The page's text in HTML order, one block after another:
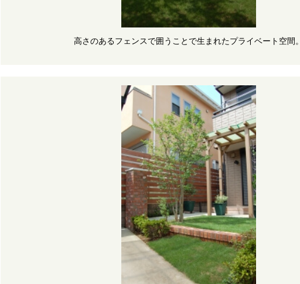
高さのあるフェンスで囲うことで生まれたプライベート空間。